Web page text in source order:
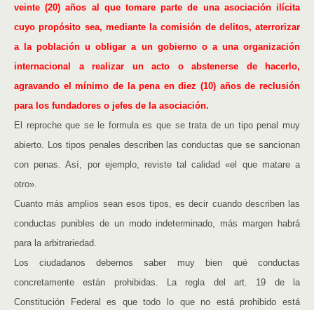
veinte (20) años al que tomare parte de una asociación ilícita
cuyo propósito sea, mediante la comisión de delitos, aterrorizar
a la población u obligar a un gobierno o a una organización
internacional a realizar un acto o abstenerse de hacerlo,
agravando el mínimo de la pena en diez (10) años de reclusión
para los fundadores o jefes de la asociación.
El reproche que se le formula es que se trata de un tipo penal muy
abierto. Los tipos penales describen las conductas que se sancionan
con penas. Así, por ejemplo, reviste tal calidad «el que matare a
otro».
Cuanto más amplios sean esos tipos, es decir cuando describen las
conductas punibles de un modo indeterminado, más margen habrá
para la arbitrariedad.
Los ciudadanos debemos saber muy bien qué conductas
concretamente están prohibidas. La regla del art. 19 de la
Constitución Federal es que todo lo que no está prohibido está